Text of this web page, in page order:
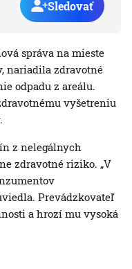
Sledovať
správa na mieste
nariadila zdravotné
odpadu z areálu.
vyšetreniu
z nelegálnych
zdravotné riziko. „V
Prevádzkovateľ
a hrozí mu vysoká